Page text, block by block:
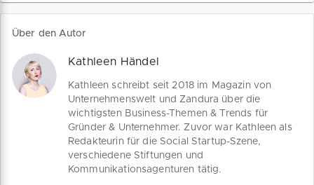
erstellen Schritt für Schritt deinen
Über den Autor
Kathleen Händel
Kathleen schreibt seit 2018 im Magazin von
Unternehmenswelt und Zandura über die
wichtigsten Business-Themen & Trends für
Gründer & Unternehmer. Zuvor war Kathleen als
Redakteurin für die Social Startup-Szene,
verschiedene Stiftungen und
Kommunikationsagenturen tätig.